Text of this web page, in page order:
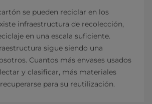
se pueden reciclar en los
infraestructura de recolección,
en una escala suficiente.
sigue siendo una
Cuantos más envases usados
y clasificar, más materiales
para su reutilización.